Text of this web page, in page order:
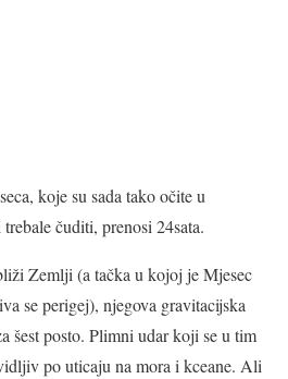
koje su sada tako očite u
čuditi, prenosi 24sata.
Zemlji (a tačka u kojoj je Mjesec
se perigej), njegova gravitacijska
šest posto. Plimni udar koji se u tim
po uticaju na mora i kceane. Ali